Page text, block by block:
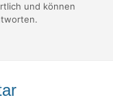
und können